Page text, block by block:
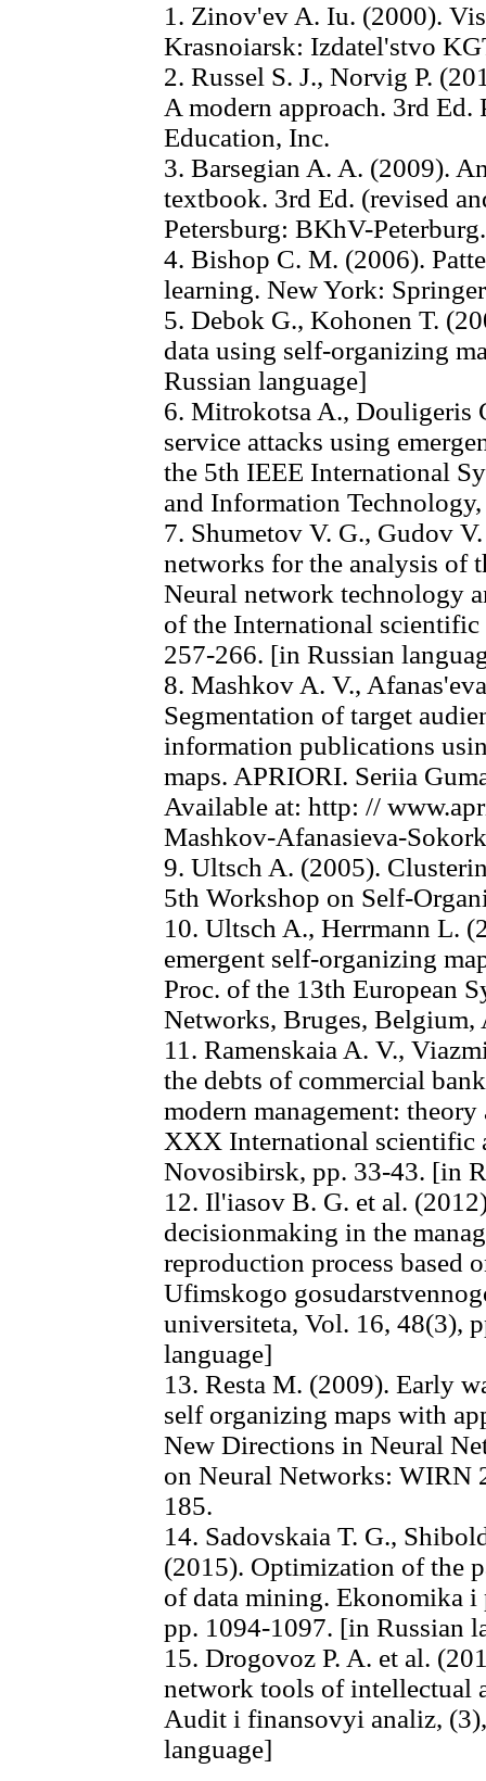
1. Zinov'ev A. Iu. (2000).
Krasnoiarsk: Izdatel'stvo
2. Russel S. J., Norvig P.
A modern approach. 3rd Ed.
Education, Inc.
3. Barsegian A. A. (2009).
textbook. 3rd Ed. (revised
Petersburg: BKhV-
4. Bishop C. M. (2006).
learning. New York:
5. Debok G., Kohonen T.
data using self-organizing
Russian language]
6. Mitrokotsa A., Douligeris
service attacks using
the 5th IEEE International
and Information
7. Shumetov V. G., Gudov
networks for the analysis of
Neural network technology
of the International
257-266. [in Russian
8. Mashkov A. V.,
Segmentation of target
information publications
maps. APRIORI. Seriia
Available at: http: //
Mashkov-Afanasieva-
9. Ultsch A. (2005).
5th Workshop on Self-
10. Ultsch A., Herrmann L.
emergent self-organizing
Proc. of the 13th European
Networks, Bruges,
11. Ramenskaia A. V.,
the debts of commercial
modern management:
XXX International scientific
Novosibirsk, pp. 33-43. [in
12. Il'iasov B. G. et al.
decisionmaking in the
reproduction process based
Ufimskogo
universiteta, Vol. 16, 48(3),
language]
13. Resta M. (2009). Early
self organizing maps with
New Directions in Neural
on Neural Networks: WIRN
185.
14. Sadovskaia T. G.,
(2015). Optimization of the
of data mining. Ekonomika
pp. 1094-1097. [in Russian
15. Drogovoz P. A. et al.
network tools of intellectual
Audit i finansovyi analiz,
language]